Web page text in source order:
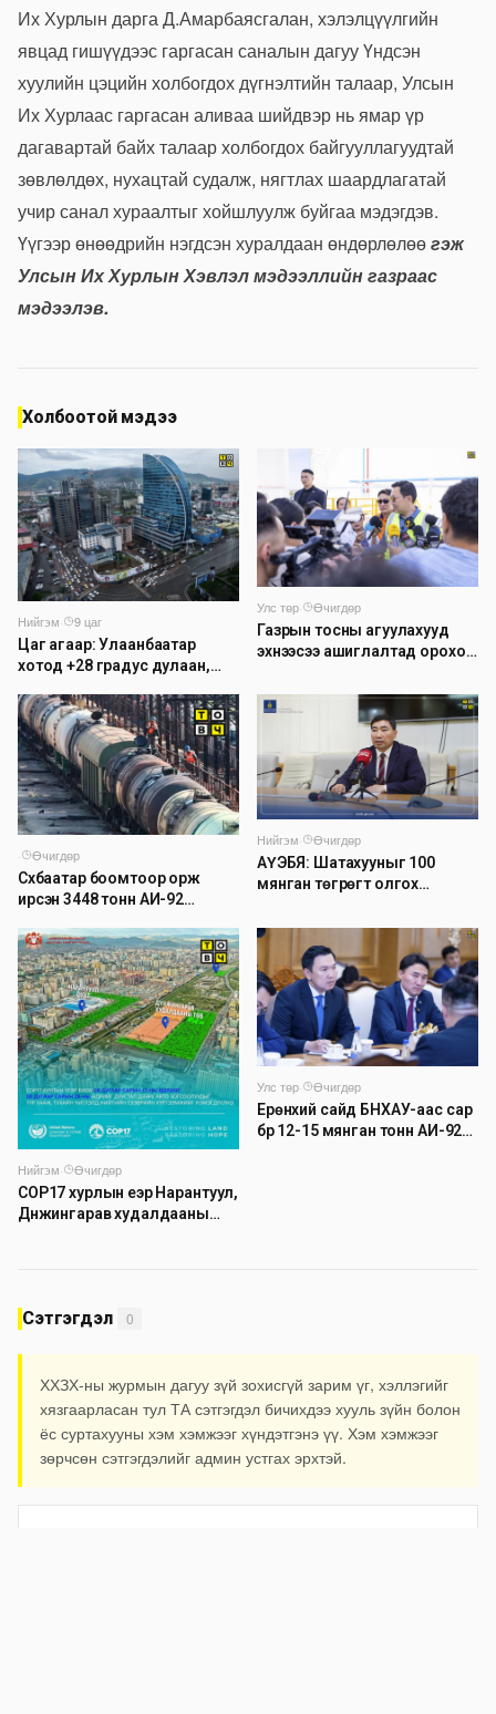
Их Хурлын дарга Д.Амарбаясгалан, хэлэлцүүлгийн
явцад гишүүдээс гаргасан саналын дагуу Үндсэн
хуулийн цэцийн холбогдох дүгнэлтийн талаар, Улсын
Их Хурлаас гаргасан аливаа шийдвэр нь ямар үр
дагавартай байх талаар холбогдох байгууллагуудтай
зөвлөлдөх, нухацтай судалж, нягтлах шаардлагатай
учир санал хураалтыг хойшлуулж буйгаа мэдэгдэв.
Үүгээр өнөөдрийн нэгдсэн хуралдаан өндөрлөлөөгэж
Улсын Их Хурлын Хэвлэл мэдээллийн газраас
мэдээлэв.
Холбоотой мэдээ
Нийгэм·
9 цаг
Цаг агаар: Улаанбаатар
хотод +28 градус дулаан,
бороо орно
Улс төр·
Өчигдөр
Газрын тосны агуулахууд
эхнээсээ ашиглалтад ороход
·
Өчигдөр
Сүхбаатар боомтоор орж
ирсэн 3448 тонн АИ-92
буулгах ажлыг зохион
байгуулж байна
Нийгэм·
Өчигдөр
АҮЭБЯ: Шатахууныг 100
мянган төгрөгт олгох
Нийгэм·
Өчигдөр
COP17 хурлын үеэр Нарантуул,
Дүнжингарав худалдааны
Улс төр·
Өчигдөр
Ерөнхий сайд БНХАУ-аас сар
бүр 12-15 мянган тонн АИ-92
Сэтгэгдэл 0
ХХЗХ-ны журмын дагуу зүй зохисгүй зарим үг, хэллэгийг
хязгаарласан тул ТА сэтгэгдэл бичихдээ хууль зүйн болон
ёс суртахууны хэм хэмжээг хүндэтгэнэ үү. Хэм хэмжээг
зөрчсөн сэтгэгдэлийг админ устгах эрхтэй.